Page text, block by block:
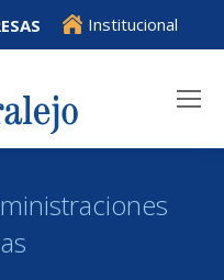
Institucional